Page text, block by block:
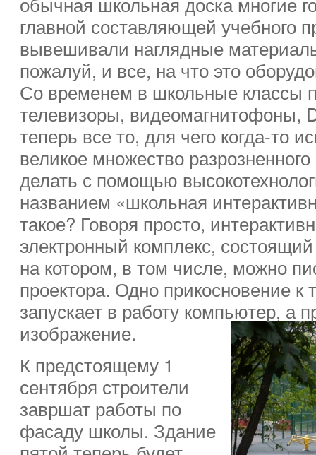
главной составляющей учебного
вывешивали наглядные
пожалуй, и все, на что это
Со временем в школьные классы
телевизоры, видеомагнитофоны,
теперь все то, для чего когда-то
великое множество
делать с помощью
названием «школьная
такое? Говоря просто,
электронный комплекс,
на котором, в том числе, можно
проектора. Одно прикосновение к
запускает в работу компьютер, а
изображение.
К предстоящему 1
сентября строители
завршат работы по
фасаду школы. Здание